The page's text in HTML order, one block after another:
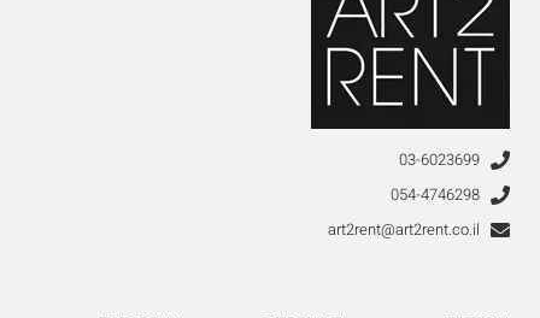
03-6023699
054-4746298
art2rent@art2rent.co.il